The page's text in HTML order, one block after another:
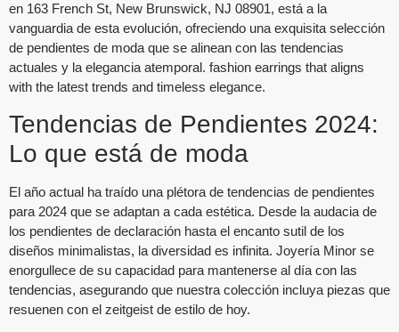
en 163 French St, New Brunswick, NJ 08901, está a la
vanguardia de esta evolución, ofreciendo una exquisita selección
de pendientes de moda que se alinean con las tendencias
actuales y la elegancia atemporal. fashion earrings that aligns
with the latest trends and timeless elegance.
Tendencias de Pendientes 2024:
Lo que está de moda
El año actual ha traído una plétora de tendencias de pendientes
para 2024 que se adaptan a cada estética. Desde la audacia de
los pendientes de declaración hasta el encanto sutil de los
diseños minimalistas, la diversidad es infinita. Joyería Minor se
enorgullece de su capacidad para mantenerse al día con las
tendencias, asegurando que nuestra colección incluya piezas que
resuenen con el zeitgeist de estilo de hoy.